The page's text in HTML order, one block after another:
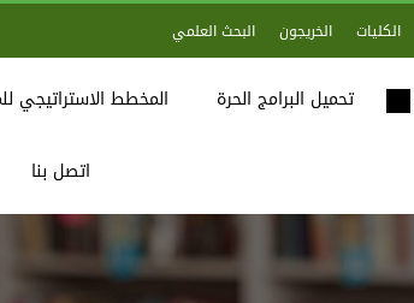
الكليات الخريجون البحث العلمي
تحميل البرامج الحرة المخطط الاستراتيجي
اتصل بنا